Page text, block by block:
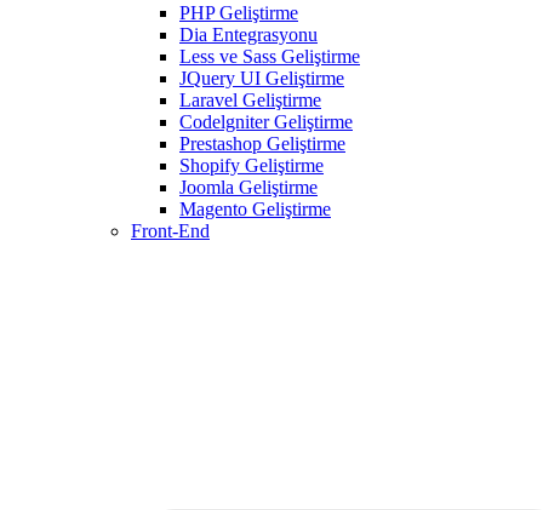
PHP Geliştirme
Dia Entegrasyonu
Less ve Sass Geliştirme
JQuery UI Geliştirme
Laravel Geliştirme
Codelgniter Geliştirme
Prestashop Geliştirme
Shopify Geliştirme
Joomla Geliştirme
Magento Geliştirme
Front-End